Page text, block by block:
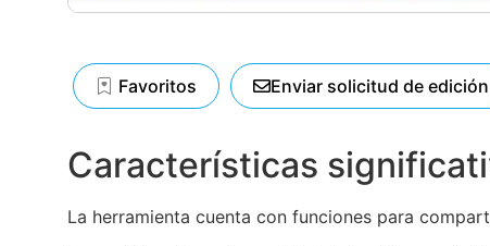
Favoritos Enviar solicitud de edición
Características
La herramienta cuenta con funciones para